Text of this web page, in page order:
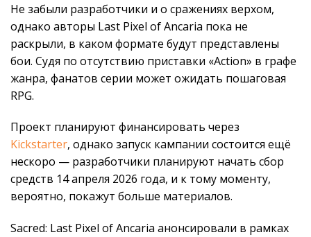
Не забыли разработчики и о сражениях верхом,
однако авторы Last Pixel of Ancaria пока не
раскрыли, в каком формате будут представлены
бои. Судя по отсутствию приставки «Action» в графе
жанра, фанатов серии может ожидать пошаговая
RPG.
Проект планируют финансировать через
Kickstarter, однако запуск кампании состоится ещё
нескоро — разработчики планируют начать сбор
средств 14 апреля 2026 года, и к тому моменту,
вероятно, покажут больше материалов.
Sacred: Last Pixel of Ancaria анонсировали в рамках